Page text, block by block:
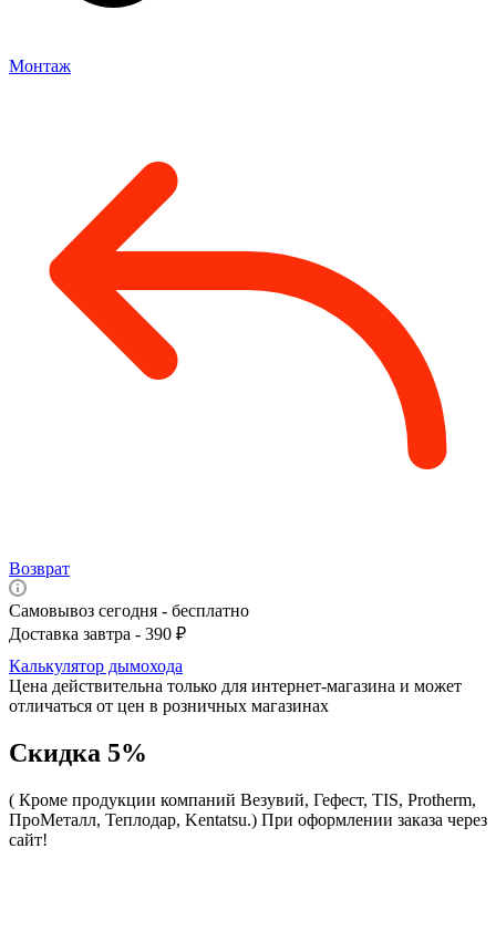
Монтаж
Возврат
Самовывоз сегодня - бесплатно
Доставка завтра - 390 ₽
Калькулятор дымохода
Цена действительна только для интернет-магазина и может
отличаться от цен в розничных магазинах
Скидка 5%
( Кроме продукции компаний Везувий, Гефест, TIS, Protherm,
ПроМеталл, Теплодар, Kentatsu.) При оформлении заказа через
сайт!